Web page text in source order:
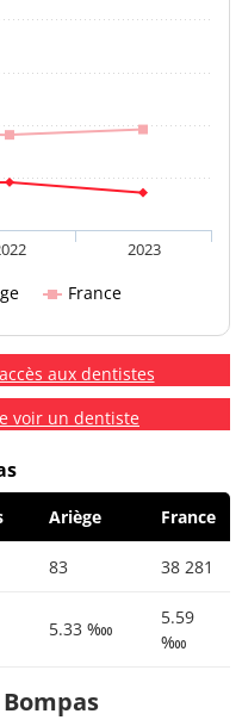
France
2023
aux dentistes
voir un dentiste
Ariège France
83 38 281
5.33 ‱
5.59
‱